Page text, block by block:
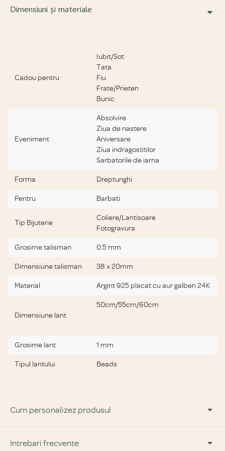
Dimensiuni și materiale
Cadou pentru
Iubit/Sot
Tata
Fiu
Frate/Prieten
Bunic
Eveniment
Absolvire
Ziua de nastere
Aniversare
Ziua indragostitilor
Sarbatorile de iarna
Forma Dreptunghi
Pentru Barbati
Tip Bijuterie
Coliere/Lantisoare
Fotogravura
Grosime talisman 0.5 mm
Dimensiune talisman 38 x 20mm
Material Argint 925 placat cu aur galben 24K
Dimensiune lant
50cm/55cm/60cm
Grosime lant 1 mm
Tipul lantului Beads
Cum personalizez produsul
Pasul 1:Alege forma și tipul de bijuterie dorită.
Intrebari frecvente